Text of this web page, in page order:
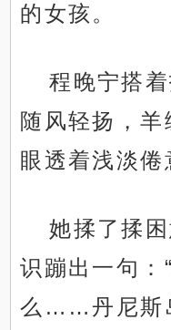
的女孩。
程晚宁搭
随风轻扬，
眼透着浅淡倦
她揉了揉
识蹦出一句：
么……丹尼斯